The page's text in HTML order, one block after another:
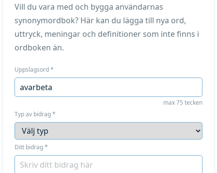
Vill du vara med och bygga användarnas
synonymordbok? Här kan du lägga till nya ord,
uttryck, meningar och definitioner som inte finns i
ordboken än.
Uppslagsord*
max 75 tecken
Typ av bidrag*
Ditt bidrag*